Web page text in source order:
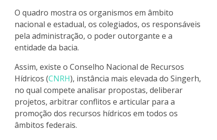
O quadro mostra os organismos em âmbito
nacional e estadual, os colegiados, os responsáveis
pela administração, o poder outorgante e a
entidade da bacia.
Assim, existe o Conselho Nacional de Recursos
Hídricos (CNRH), instância mais elevada do Singerh,
no qual compete analisar propostas, deliberar
projetos, arbitrar conflitos e articular para a
promoção dos recursos hídricos em todos os
âmbitos federais.